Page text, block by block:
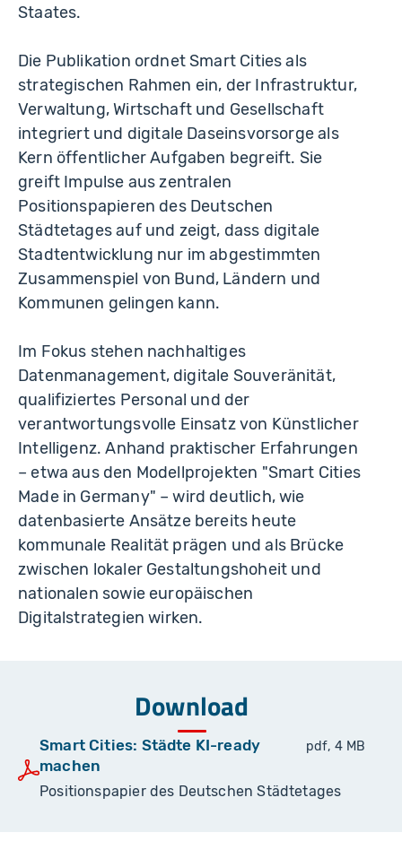
Staates.
Die Publikation ordnet Smart Cities als
strategischen Rahmen ein, der Infrastruktur,
Verwaltung, Wirtschaft und Gesellschaft
integriert und digitale Daseinsvorsorge als
Kern öffentlicher Aufgaben begreift. Sie
greift Impulse aus zentralen
Positionspapieren des Deutschen
Städtetages auf und zeigt, dass digitale
Stadtentwicklung nur im abgestimmten
Zusammenspiel von Bund, Ländern und
Kommunen gelingen kann.
Im Fokus stehen nachhaltiges
Datenmanagement, digitale Souveränität,
qualifiziertes Personal und der
verantwortungsvolle Einsatz von Künstlicher
Intelligenz. Anhand praktischer Erfahrungen
– etwa aus den Modellprojekten "Smart Cities
Made in Germany" – wird deutlich, wie
datenbasierte Ansätze bereits heute
kommunale Realität prägen und als Brücke
zwischen lokaler Gestaltungshoheit und
nationalen sowie europäischen
Digitalstrategien wirken.
Download
Smart Cities: Städte KI-ready
machen
pdf, 4 MB
Positionspapier des Deutschen Städtetages